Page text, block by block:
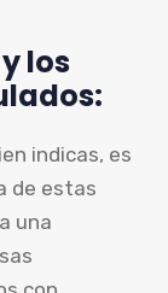
los
indicas, es
de estas
una